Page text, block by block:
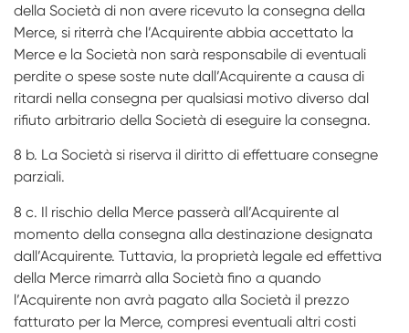
della Società di non avere ricevuto la consegna della
Merce, si riterrà che l’Acquirente abbia accettato la
Merce e la Società non sarà responsabile di eventuali
perdite o spese soste­ nute dall’Acquirente a causa di
ritardi nella consegna per qualsiasi motivo diverso dal
rifiuto arbitrario della Società di eseguire la consegna.
8 b. La Società si riserva il diritto di effettuare consegne
parziali.
8 c. Il rischio della Merce passerà all’Acquirente al
momento della consegna alla destinazione designata
dall’Acquirente. Tuttavia, la proprietà legale ed effettiva
della Merce rimarrà alla Società fino a quando
l’Acquirente non avrà pagato alla Società il prezzo
fatturato per la Merce, compresi eventuali altri costi